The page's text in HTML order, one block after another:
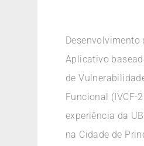
Desenvolvimento
Aplicativo
de
Funcional (IVCF-
experiência da
na Cidade de